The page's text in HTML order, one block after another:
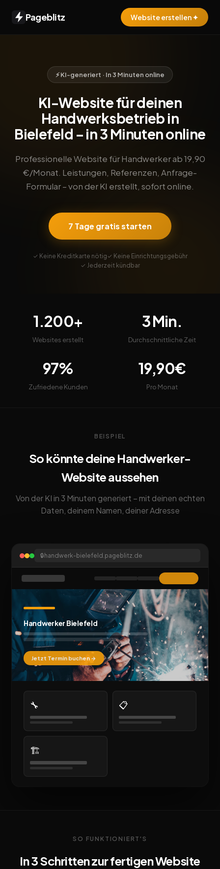
Pageblitz Website erstellen ✦
⚡ KI-generiert · In 3 Minuten online
KI-Website für deinen
Handwerksbetrieb in
Bielefeld – in 3 Minuten online
Professionelle Website für Handwerker ab 19,90
€/Monat. Leistungen, Referenzen, Anfrage-
Formular – von der KI erstellt, sofort online.
7 Tage gratis starten
✓ Keine Kreditkarte nötig✓ Keine Einrichtungsgebühr
✓ Jederzeit kündbar
1.200+
Websites erstellt
3 Min.
Durchschnittliche Zeit
97%
Zufriedene Kunden
19,90€
Pro Monat
BEISPIEL
So könnte deine Handwerker-
Website aussehen
Von der KI in 3 Minuten generiert – mit deinen echten
Daten, deinem Namen, deiner Adresse
🔒 handwerk-bielefeld.pageblitz.de
Handwerker Bielefeld
Jetzt Termin buchen →
🔧 📋
🏗️
SO FUNKTIONIERT'S
In 3 Schritten zur fertigen Website